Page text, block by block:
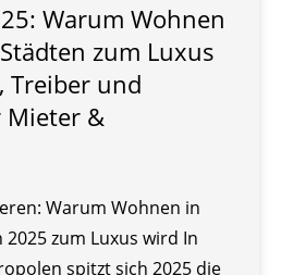
Warum Wohnen
zum Luxus
Treiber und
Mieter &
Warum Wohnen in
zum Luxus wird In
spitzt sich 2025 die